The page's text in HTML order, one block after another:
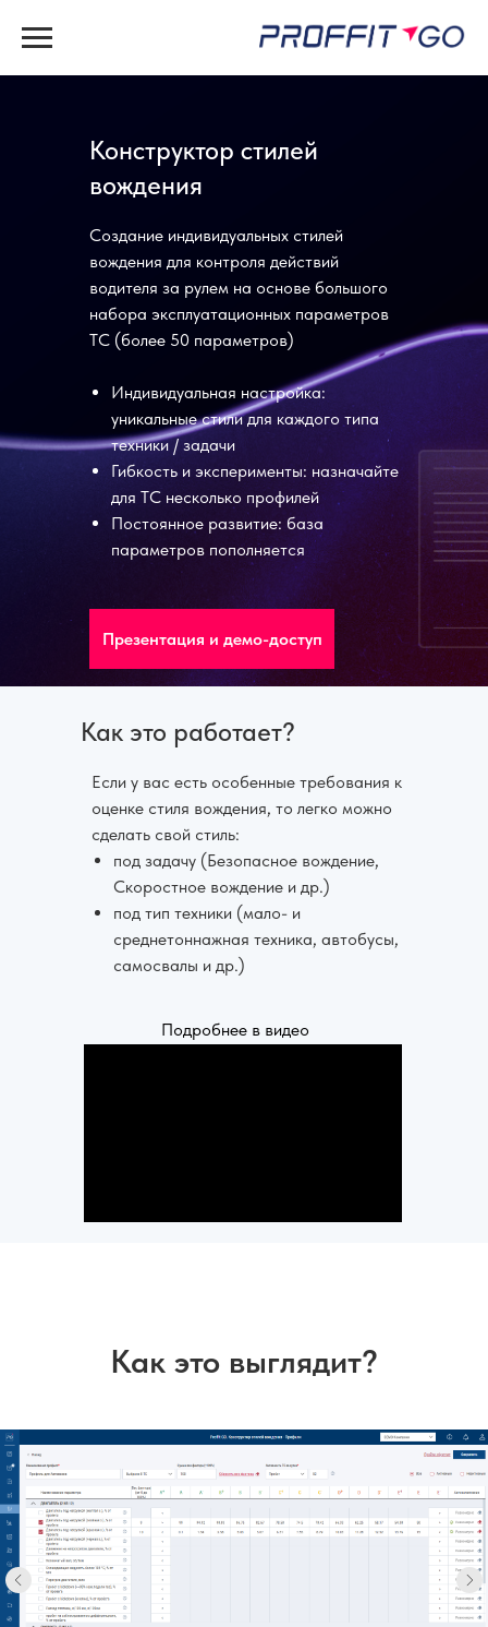
Конструктор стилей
вождения
Создание индивидуальных стилей
вождения для контроля действий
водителя за рулем на основе большого
набора эксплуатационных параметров
ТС (более 50 параметров)
Индивидуальная настройка:
уникальные стили для каждого типа
техники / задачи
Гибкость и эксперименты: назначайте
для ТС несколько профилей
Постоянное развитие: база
параметров пополняется
Презентация и демо-доступ
Подробнее в видео
Как это работает?
Если у вас есть особенные требования к
оценке стиля вождения, то легко можно
сделать свой стиль:
под задачу (Безопасное вождение,
Скоростное вождение и др.)
под тип техники (мало- и
среднетоннажная техника, автобусы,
самосвалы и др.)
Как это выглядит?